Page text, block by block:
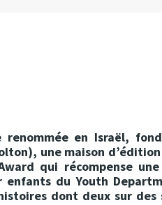
en Israël,
une maison d’édition
qui récompense
du Youth
dont deux sur des